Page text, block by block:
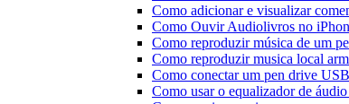
Como adicionar e visualizar
Como Ouvir Audiolivros no
Como reproduzir música de um
Como reproduzir musica local
Como conectar um pen drive
Como usar o equalizador de